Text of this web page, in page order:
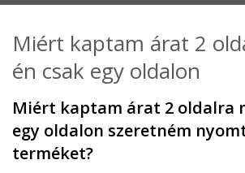
Miért kaptam árat 2
én csak egy oldalon
Miért kaptam árat 2 oldalra
egy oldalon szeretném
terméket?